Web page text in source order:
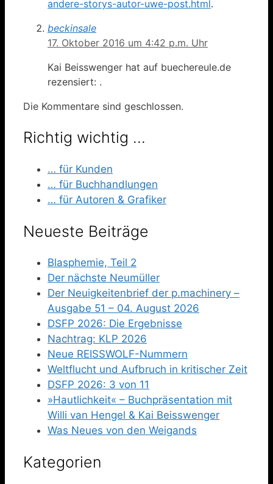
andere-storys-autor-uwe-post.html.
beckinsale
17. Oktober 2016 um 4:42 p.m. Uhr
Kai Beisswenger hat auf buechereule.de
rezensiert: .
Die Kommentare sind geschlossen.
Richtig wichtig …
… für Kunden
… für Buchhandlungen
… für Autoren & Grafiker
Neueste Beiträge
Blasphemie, Teil 2
Der nächste Neumüller
Der Neuigkeitenbrief der p.machinery –
Ausgabe 51 – 04. August 2026
DSFP 2026: Die Ergebnisse
Nachtrag: KLP 2026
Neue REISSWOLF-Nummern
Weltflucht und Aufbruch in kritischer Zeit
DSFP 2026: 3 von 11
»Hautlichkeit« – Buchpräsentation mit
Willi van Hengel & Kai Beisswenger
Was Neues von den Weigands
Kategorien